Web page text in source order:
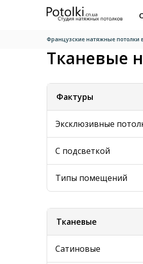
Французские натяжные потолки
Тканевые
Фактуры
Эксклюзивные
С подсветкой
Типы помещений
Тканевые
Cатиновые